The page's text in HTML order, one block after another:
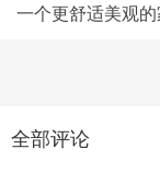
一个更舒适美观的
全部评论